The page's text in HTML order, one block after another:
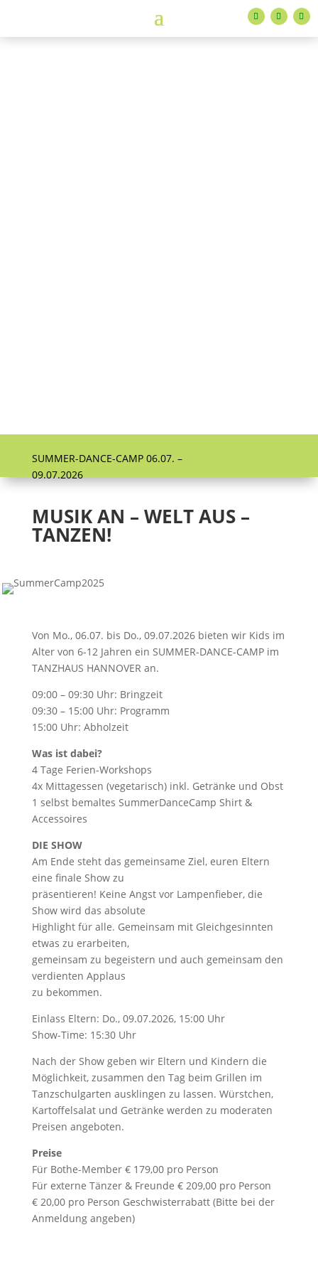
SUMMER-DANCE-CAMP 06.07. –
09.07.2026
MUSIK AN – WELT AUS –
TANZEN!
Von Mo., 06.07. bis Do., 09.07.2026 bieten wir Kids im
Alter von 6-12 Jahren ein SUMMER-DANCE-CAMP im
TANZHAUS HANNOVER an.
09:00 – 09:30 Uhr: Bringzeit
09:30 – 15:00 Uhr: Programm
15:00 Uhr: Abholzeit
Was ist dabei?
4 Tage Ferien-Workshops
4x Mittagessen (vegetarisch) inkl. Getränke und Obst
1 selbst bemaltes SummerDanceCamp Shirt &
Accessoires
DIE SHOW
Am Ende steht das gemeinsame Ziel, euren Eltern
eine finale Show zu
präsentieren! Keine Angst vor Lampenfieber, die
Show wird das absolute
Highlight für alle. Gemeinsam mit Gleichgesinnten
etwas zu erarbeiten,
gemeinsam zu begeistern und auch gemeinsam den
verdienten Applaus
zu bekommen.
Einlass Eltern: Do., 09.07.2026, 15:00 Uhr
Show-Time: 15:30 Uhr
Nach der Show geben wir Eltern und Kindern die
Möglichkeit, zusammen den Tag beim Grillen im
Tanzschulgarten ausklingen zu lassen. Würstchen,
Kartoffelsalat und Getränke werden zu moderaten
Preisen angeboten.
Preise
Für Bothe-Member € 179,00 pro Person
Für externe Tänzer & Freunde € 209,00 pro Person
€ 20,00 pro Person Geschwisterrabatt (Bitte bei der
Anmeldung angeben)